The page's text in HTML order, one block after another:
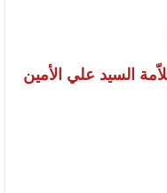
السيد علي الأمين